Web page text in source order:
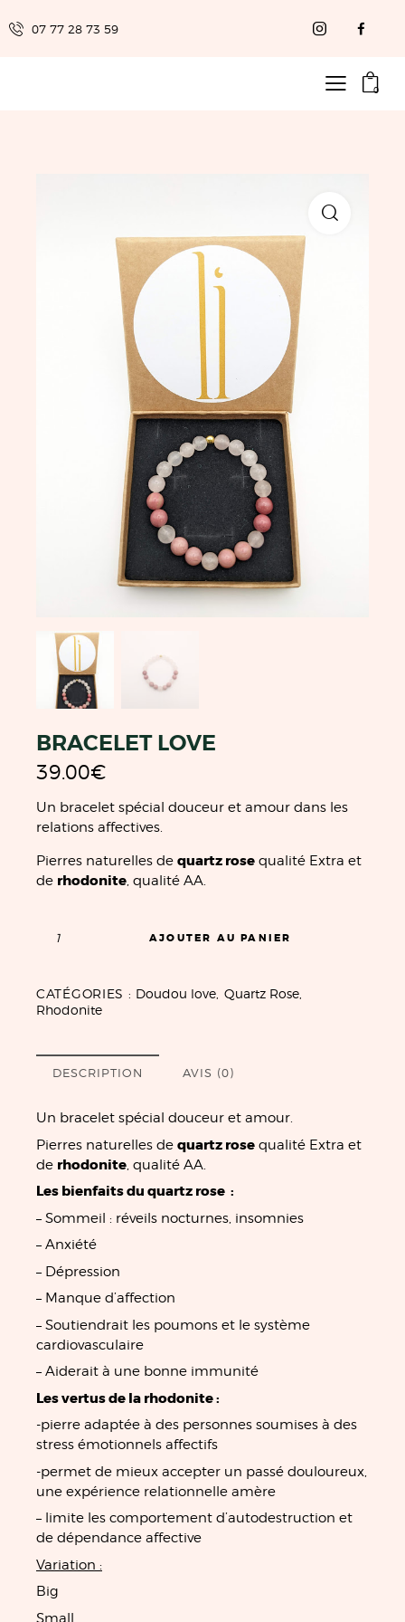
07 77 28 73 59
0
BRACELET LOVE
39.00€
Un bracelet spécial douceur et amour dans les
relations affectives.
Pierres naturelles de quartz rose qualité Extra et
de rhodonite, qualité AA.
AJOUTER AU PANIER
CATÉGORIES : Doudou love Quartz Rose,
Rhodonite
DESCRIPTION AVIS (0)
Un bracelet spécial douceur et amour.
Pierres naturelles de quartz rose qualité Extra et
de rhodonite, qualité AA.
Les bienfaits du quartz rose :
– Sommeil : réveils nocturnes, insomnies
– Anxiété
– Dépression
– Manque d’affection
– Soutiendrait les poumons et le système
cardiovasculaire
– Aiderait à une bonne immunité
Les vertus de la rhodonite :
-pierre adaptée à des personnes soumises à des
stress émotionnels affectifs
-permet de mieux accepter un passé douloureux,
une expérience relationnelle amère
– limite les comportement d’autodestruction et
de dépendance affective
Variation :
Big
Small